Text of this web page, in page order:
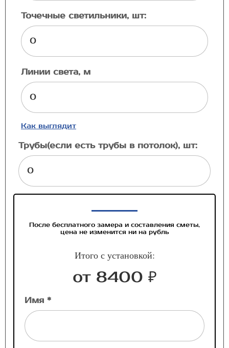
Точечные светильники, шт:
Линии света, м
Как выглядит
Трубы(если есть трубы в потолок), шт:
После бесплатного замера и составления сметы,
цена не изменится ни на рубль
Итого с установкой:
от 8400 ₽
Имя *